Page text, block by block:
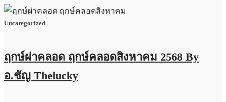
Uncategorized
ฤกษ์ผ่าคลอด ฤกษ์คลอดสิงหาคม 2568 By
อ.ชัญ Thelucky